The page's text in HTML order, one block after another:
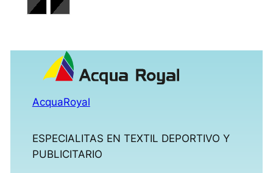
Gris Antracita / Negro
Negro / Gris Antracita
AcquaRoyal
ESPECIALITAS EN TEXTIL DEPORTIVO Y
PUBLICITARIO